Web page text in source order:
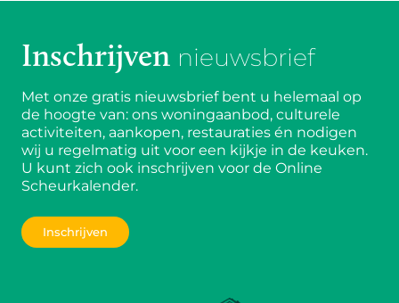
Inschrijven nieuwsbrief
Met onze gratis nieuwsbrief bent u helemaal op
de hoogte van: ons woningaanbod, culturele
activiteiten, aankopen, restauraties én nodigen
wij u regelmatig uit voor een kijkje in de keuken.
U kunt zich ook inschrijven voor de Online
Scheurkalender.
Inschrijven